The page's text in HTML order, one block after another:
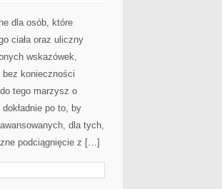
dla osób, które
ciała oraz uliczny
wskazówek,
bez konieczności
tego marzysz o
po to, by
dla tych,
podciągnięcie z […]